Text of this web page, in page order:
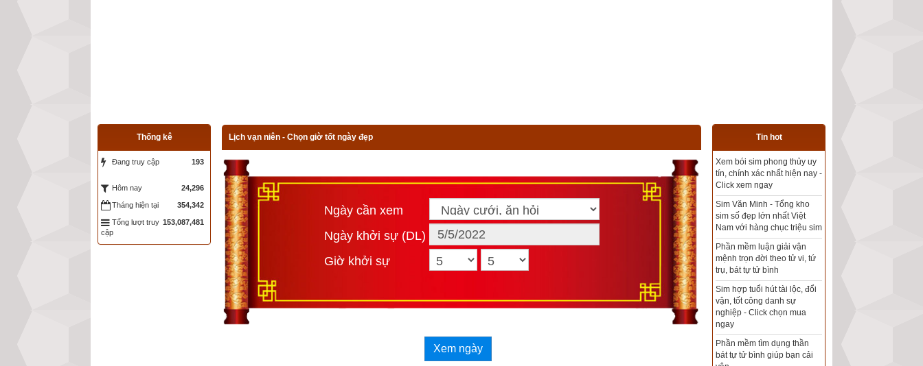
Lịch vạn niên - Chọn giờ tốt ngày đẹp
Ngày cần xem
Ngày khởi sự (DL)
Giờ khởi sự
Xem ngày
Tin hot
Tổng kho sim phong thủy -
Sim hợp tuổi - Sim hợp
Xem bói sim phong thủy
theo khoa học tử vi, tứ trụ
chính xác nhất
Mua sim Thần tài, Thần tài
theo bạn! Giao sim miễn phí
Xem ngày đẹp - chọn ngày
tốt khởi sự theo kinh dịch
chính xác nhất
Tổng Kho Sim Năm sinh 0x -
Thống kê
Đang truy cập 193
Hôm nay 24,296
Tháng hiện tại 354,342
Tổng lượt truy
cập
153,087,481